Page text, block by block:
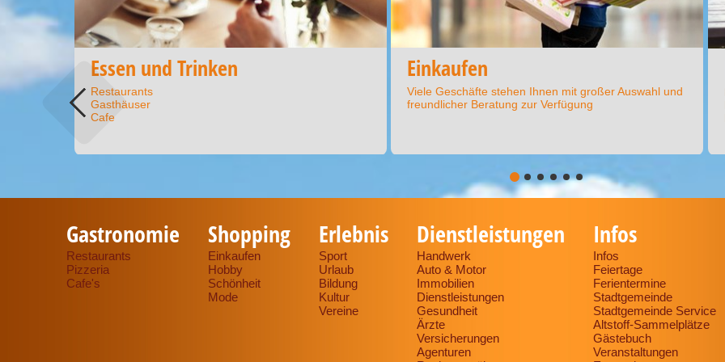
Essen und Trinken
Restaurants
Gasthäuser
Cafe
Einkaufen
Viele Geschäfte stehen Ihnen mit großer Auswahl und
freundlicher Beratung zur Verfügung
Gastronomie
Restaurants
Pizzeria
Cafe's
Shopping
Einkaufen
Hobby
Schönheit
Mode
Erlebnis
Sport
Urlaub
Bildung
Kultur
Vereine
Dienstleistungen
Handwerk
Auto & Motor
Immobilien
Dienstleistungen
Gesundheit
Ärzte
Versicherungen
Agenturen
Infos
Infos
Feiertage
Ferientermine
Stadtgemeinde
Stadtgemeinde Service
Altstoff-Sammelplätze
Gästebuch
Veranstaltungen